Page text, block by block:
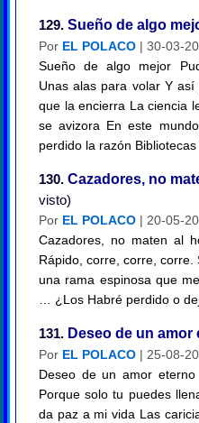
129. Sueño de algo
Por EL POLACO | 30-03-
Sueño de algo mejor
Unas alas para volar Y
que la encierra La ciencia
se avizora En este
perdido la razón
130. Cazadores, no
visto)
Por EL POLACO | 20-05-
Cazadores, no maten
Rápido, corre, corre,
una rama espinosa que
… ¿Los Habré perdido o
131. Deseo de un amor
Por EL POLACO | 25-08-
Deseo de un amor
Porque solo tu puedes
da paz a mi vida Las